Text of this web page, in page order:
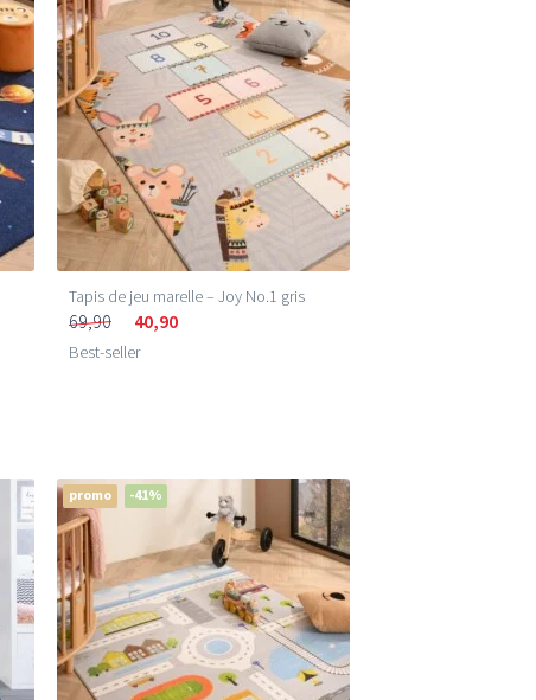
Tapis de jeu marelle – Joy No.1 gris
69,90 40,90
Best-seller
promo -41%